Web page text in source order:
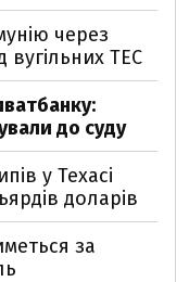
через
вугільних ТЕС
до суду
у Техасі
доларів
за